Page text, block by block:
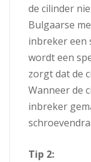
de cilinder
Bulgaarse
inbreker een
wordt een
zorgt dat de
Wanneer de
inbreker
Tip 2: